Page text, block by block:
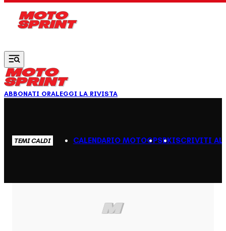
ABBONATI ORALEGGI LA RIVISTA
TEMI CALDI CALENDARIO MOTOGPSBKISCRIVITI AL